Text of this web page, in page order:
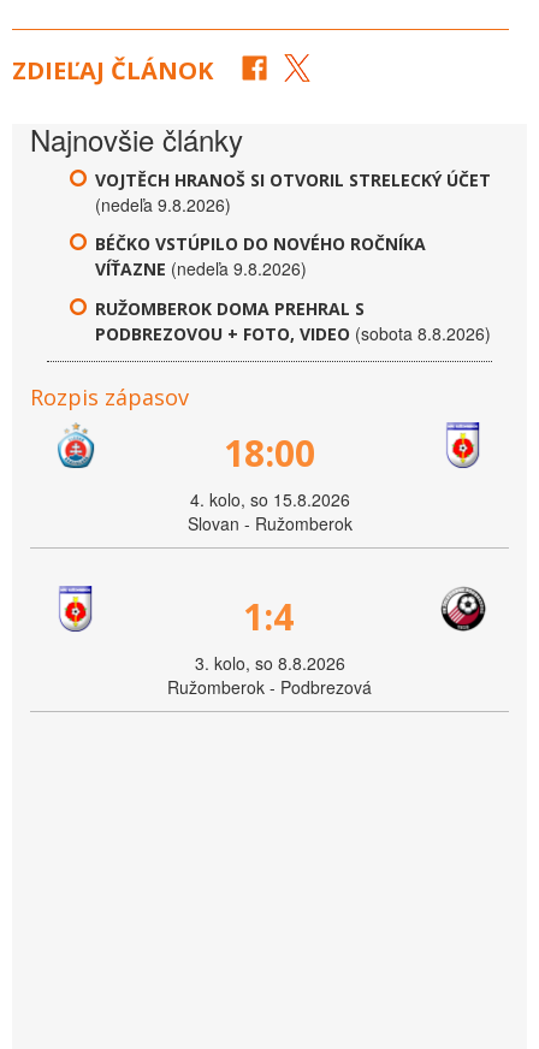
ZDIEĽAJ ČLÁNOK
Najnovšie články
VOJTĚCH HRANOŠ SI OTVORIL STRELECKÝ ÚČET
(nedeľa 9.8.2026)
BÉČKO VSTÚPILO DO NOVÉHO ROČNÍKA
VÍŤAZNE (nedeľa 9.8.2026)
RUŽOMBEROK DOMA PREHRAL S
PODBREZOVOU + FOTO, VIDEO (sobota 8.8.2026)
Rozpis zápasov
18:00
4. kolo, so 15.8.2026
Slovan - Ružomberok
1:4
3. kolo, so 8.8.2026
Ružomberok - Podbrezová